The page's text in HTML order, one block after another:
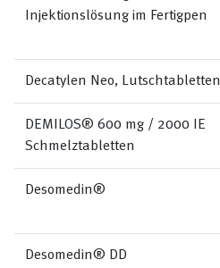
Injektionslösung im Fertigpen
Decatylen Neo, Lutschtabletten
DEMILOS® 600 mg / 2000 IE
Schmelztabletten
Desomedin®
Desomedin® DD